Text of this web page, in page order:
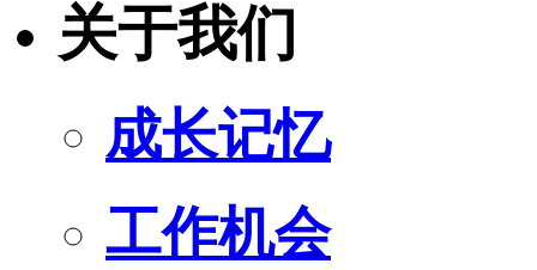
关于我们
成长记忆
工作机会